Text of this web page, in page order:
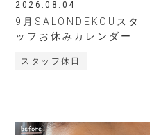
2026.08.04
9月SALONDEKOUスタ
ッフお休みカレンダー
スタッフ休日